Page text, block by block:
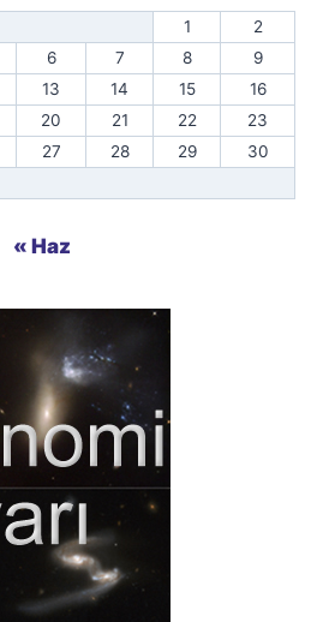
1
2
6 7 8
9
13 14 15
16
20 21 22
23
27 28 29
30
« Haz